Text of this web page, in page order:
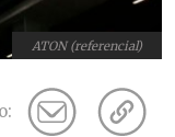
ATON (referencial)